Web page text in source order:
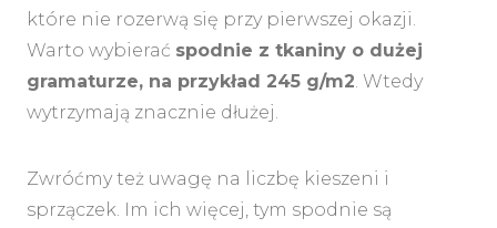
które nie rozerwą się przy pierwszej okazji.
Warto wybierać spodnie z tkaniny o dużej
gramaturze, na przykład 245 g/m2 . Wtedy
wytrzymają znacznie dłużej.
Zwróćmy też uwagę na liczbę kieszeni i
sprzączek. Im ich więcej, tym spodnie są